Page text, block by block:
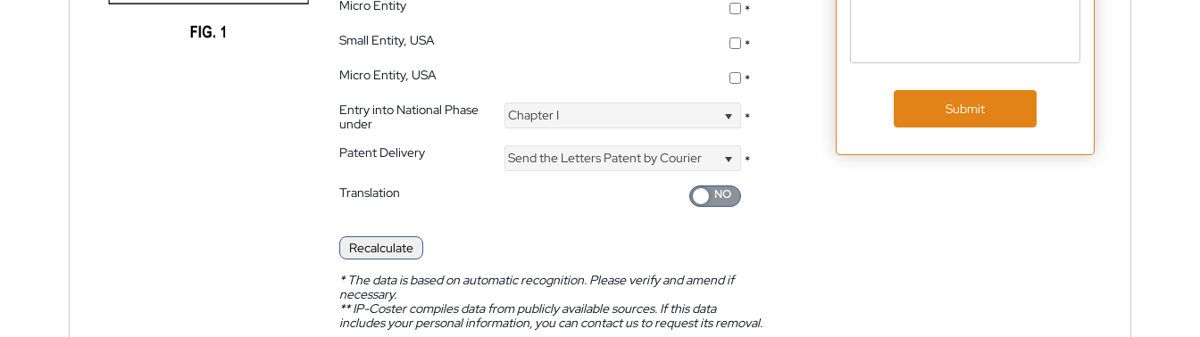
Micro Entity
*
Small Entity, USA
*
Micro Entity, USA
*
Entry into National Phase
under
Chapter I *
Patent Delivery Send the Letters Patent by Courier
*
Translation
Recalculate
*The data is based on automatic recognition. Please verify and amend if
necessary.
**IP-Coster compiles data from publicly available sources. If this data
includes your personal information, you can contact us to request its removal.
Submit